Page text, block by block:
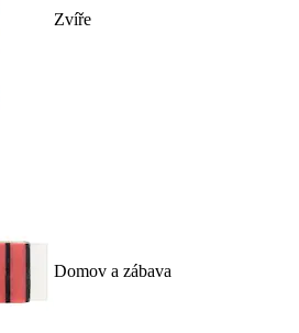
Zvíře
Domov a zábava